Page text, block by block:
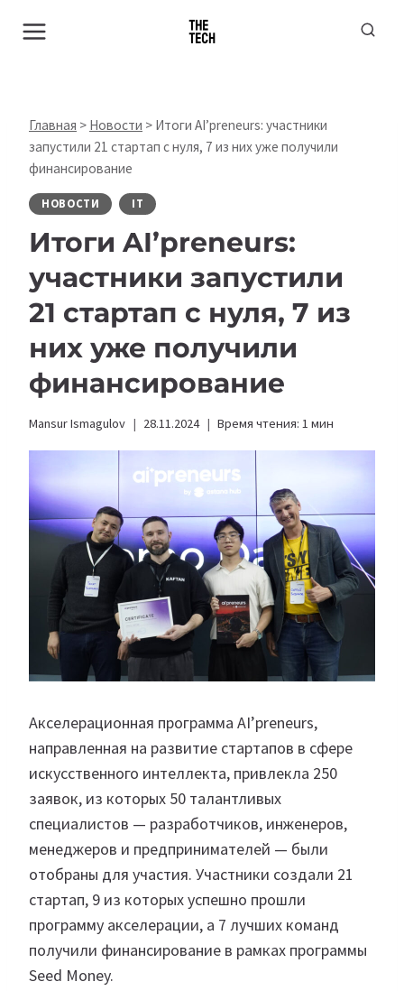
Главная > Новости > Итоги AI’preneurs: участники
запустили 21 стартап с нуля, 7 из них уже получили
финансирование
НОВОСТИ IT
Итоги AI’preneurs:
участники запустили
21 стартап с нуля, 7 из
них уже получили
финансирование
Mansur Ismagulov 28.11.2024 Время чтения: 1 мин
Акселерационная программа AI’preneurs,
направленная на развитие стартапов в сфере
искусственного интеллекта, привлекла 250
заявок, из которых 50 талантливых
специалистов — разработчиков, инженеров,
менеджеров и предпринимателей — были
отобраны для участия. Участники создали 21
стартап, 9 из которых успешно прошли
программу акселерации, а 7 лучших команд
получили финансирование в рамках программы
Seed Money.